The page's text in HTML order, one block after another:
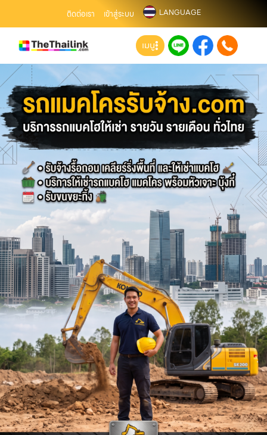
ติดต่อเรา เข้าสู่ระบบ LANGUAGE
เมนู